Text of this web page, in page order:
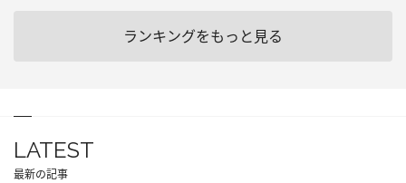
ランキングをもっと見る
LATEST
最新の記事